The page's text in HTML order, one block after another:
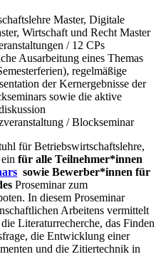
Master, Digitale
Wirtschaft und Recht Master
/ 12 CPs
Ausarbeitung eines Themas
regelmäßige
der Kernergebnisse der
sowie die aktive
/ Blockseminar
für Betriebswirtschaftslehre,
für alle Teilnehmer*innen
sowie Bewerber*innen für
Proseminar zum
In diesem Proseminar
Arbeitens vermittelt
Literaturrecherche, das Finden
die Entwicklung einer
und die Zitiertechnik in